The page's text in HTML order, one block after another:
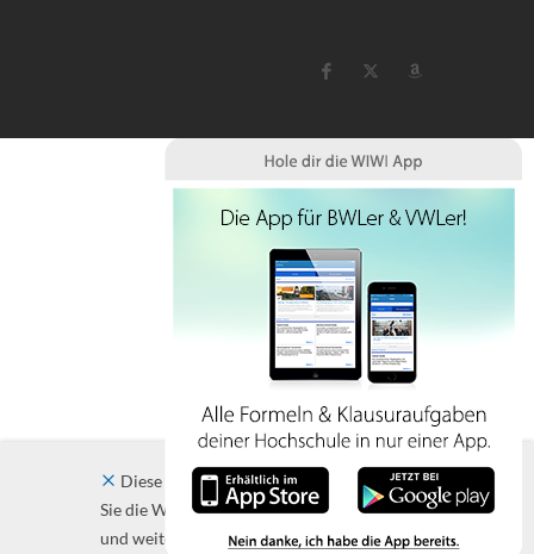
Diese Website verwendet Cookies. Indem
Sie die Website und ihre Angebote nutzen
und weiter navigieren, akzeptieren Sie diese